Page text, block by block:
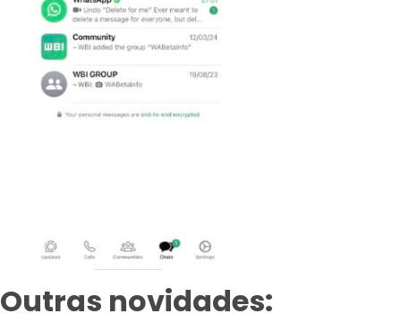
Outras novidades: